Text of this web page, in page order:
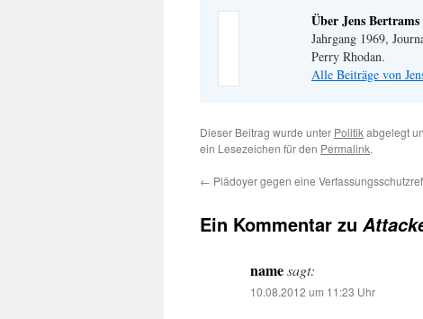
Über Jens Bertrams
Jahrgang 1969,
Perry Rhodan.
Alle Beiträge von
Dieser Beitrag wurde unter Politikabgelegt
ein Lesezeichen für den Permalink.
← Plädoyer gegen eine
Ein Kommentar zu
namesagt:
10.08.2012 um 11:23 Uhr